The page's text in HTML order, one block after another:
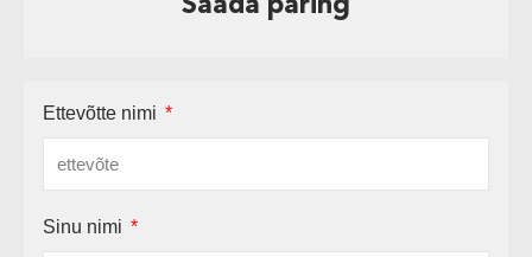
Ettevõtte nimi
Sinu nimi